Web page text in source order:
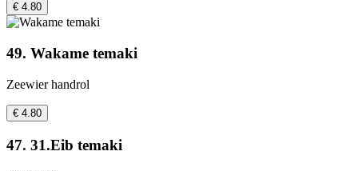
€ 4.80
49. Wakame temaki
Zeewier handrol
€ 4.80
47. 31.Eib temaki